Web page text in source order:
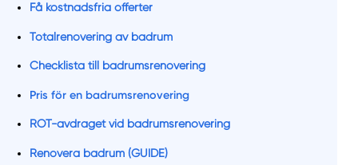
Få kostnadsfria offerter
Totalrenovering av badrum
Checklista till badrumsrenovering
Pris för en badrumsrenovering
ROT-avdraget vid badrumsrenovering
Renovera badrum (GUIDE)